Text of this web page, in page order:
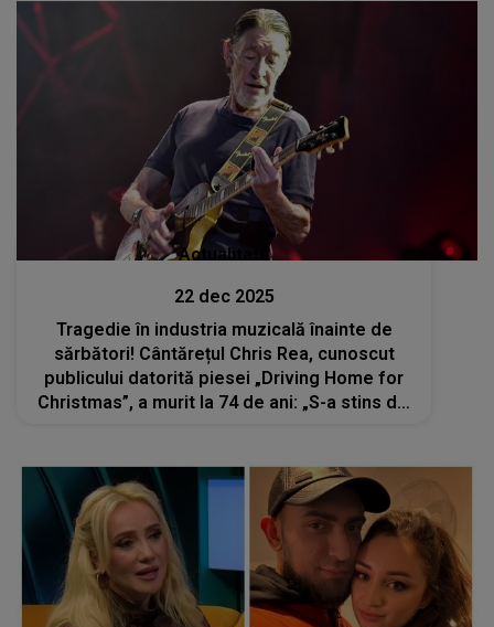
Actualitate
22 dec 2025
Tragedie în industria muzicală înainte de
sărbători! Cântărețul Chris Rea, cunoscut
publicului datorită piesei „Driving Home for
Christmas”, a murit la 74 de ani: „S-a stins din